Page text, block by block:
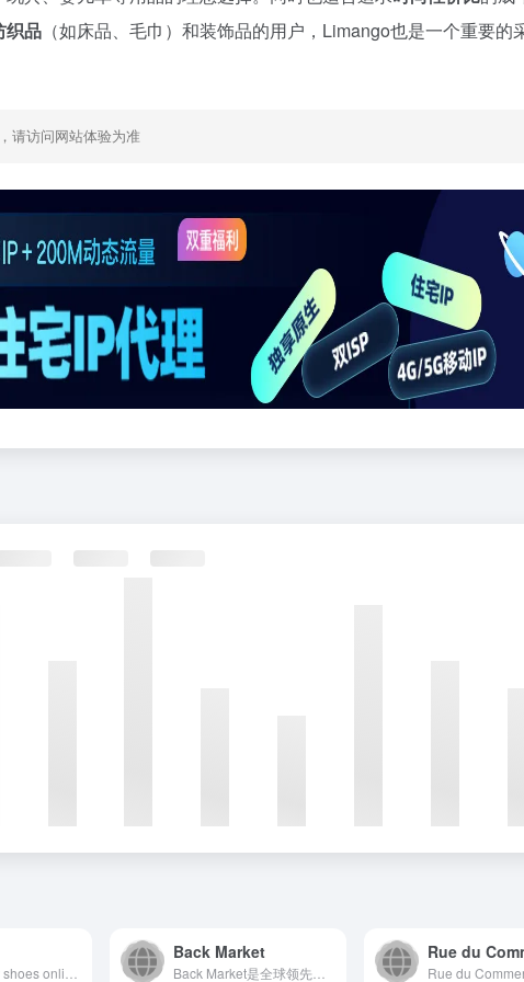
织品 （如床品、毛巾）和装饰品的用户，Limango也是一个重要的
请访问网站体验为准
Back Market Rue du